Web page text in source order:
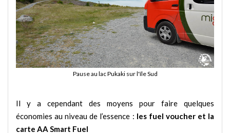
Pause au lac Pukaki sur l'île Sud
Il y a cependant des moyens pour faire quelques
économies au niveau de l’essence : les fuel voucher et la
carte AA Smart Fuel